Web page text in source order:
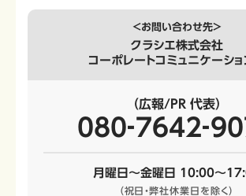
＜お問い合わせ先＞
クラシエ株式会社
コーポレートコミュニケーショ
（広報/PR 代表）
月曜日～金曜日 10:00～
（祝日・弊社休業日を除く）